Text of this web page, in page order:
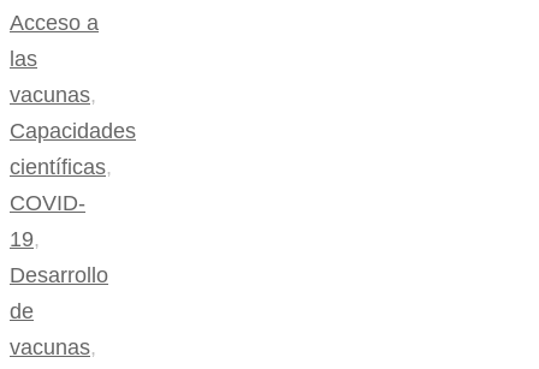
Acceso a
las
vacunas,
Capacidades
científicas,
COVID-
19,
Desarrollo
de
vacunas,